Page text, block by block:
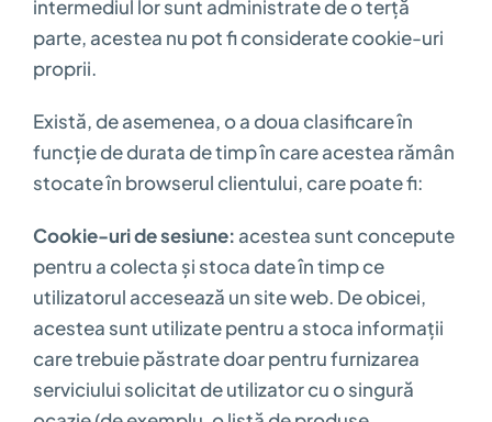
intermediul lor sunt administrate de o terță
parte, acestea nu pot fi considerate cookie-uri
proprii.
Există, de asemenea, o a doua clasificare în
funcție de durata de timp în care acestea rămân
stocate în browserul clientului, care poate fi:
Cookie-uri de sesiune: acestea sunt concepute
pentru a colecta și stoca date în timp ce
utilizatorul accesează un site web. De obicei,
acestea sunt utilizate pentru a stoca informații
care trebuie păstrate doar pentru furnizarea
serviciului solicitat de utilizator cu o singură